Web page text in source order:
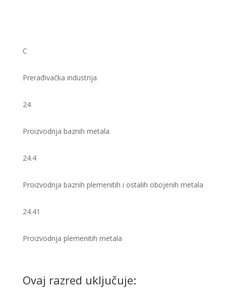
C
Prerađivačka industrija
24
Proizvodnja baznih metala
24.4
Proizvodnja baznih plemenitih i ostalih obojenih metala
24.41
Proizvodnja plemenitih metala ​​
Ovaj razred uključuje: